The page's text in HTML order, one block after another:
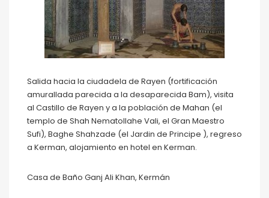
Salida hacia la ciudadela de Rayen (fortificación
amurallada parecida a la desaparecida Bam), visita
al Castillo de Rayen y a la población de Mahan (el
templo de Shah Nematollahe Vali, el Gran Maestro
Sufi), Baghe Shahzade (el Jardin de Principe ), regreso
a Kerman, alojamiento en hotel en Kerman.
Casa de Baño Ganj Ali Khan, Kermán